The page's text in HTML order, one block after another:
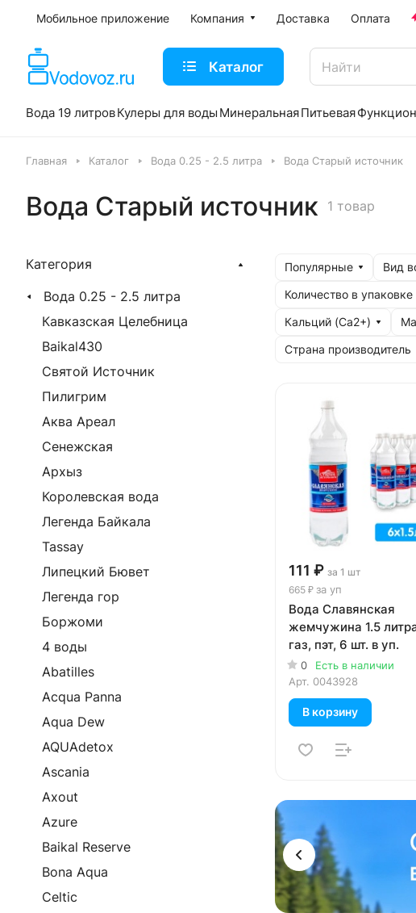
Мобильное приложение Компания Доставка Оплата
Каталог
Вода 19 литровКулеры для воды МинеральнаяПитьевая
Главная Каталог Вода 0.25 - 2.5 литра Вода Старый источник
Вода Старый источник 1 товар
Популярные Вид
Количество в упаковке
Кальций (Ca2+)
Страна производитель
111 ₽ за 1 шт
665 ₽ за уп
Вода Славянская
жемчужина 1.5
газ, пэт, 6 шт. в уп.
0
Есть в наличии
Арт. 0043928
В корзину
Категория
Вода 0.25 - 2.5 литра
Кавказская Целебница
Baikal430
Святой Источник
Пилигрим
Аква Ареал
Сенежская
Архыз
Королевская вода
Легенда Байкала
Tassay
Липецкий Бювет
Легенда гор
Боржоми
4 воды
Abatilles
Acqua Panna
Aqua Dew
AQUAdetox
Ascania
Axout
Azure
Baikal Reserve
Bona Aqua
Celtic